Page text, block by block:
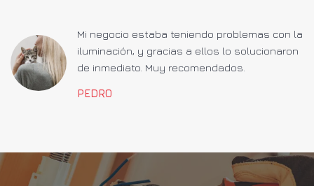
Mi negocio estaba teniendo problemas con la
iluminación, y gracias a ellos lo solucionaron
de inmediato. Muy recomendados.
PEDRO